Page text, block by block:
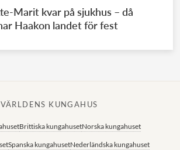
Marit kvar på sjukhus – då
Haakon landet för fest
VÄRLDENS KUNGAHUS
Brittiska kungahusetNorska kungahuset
Spanska kungahusetNederländska kungahuset